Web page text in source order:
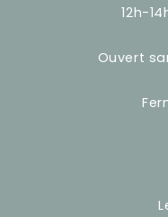
12h-
Ouvert